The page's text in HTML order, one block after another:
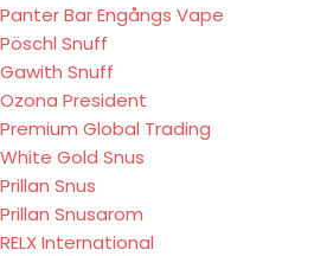
Panter Bar Engångs Vape
Pöschl Snuff
Gawith Snuff
Ozona President
Premium Global Trading
White Gold Snus
Prillan Snus
Prillan Snusarom
RELX International